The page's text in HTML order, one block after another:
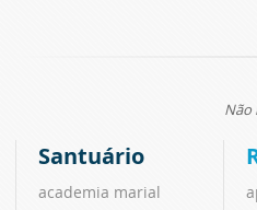
Não
Santuário
academia marial